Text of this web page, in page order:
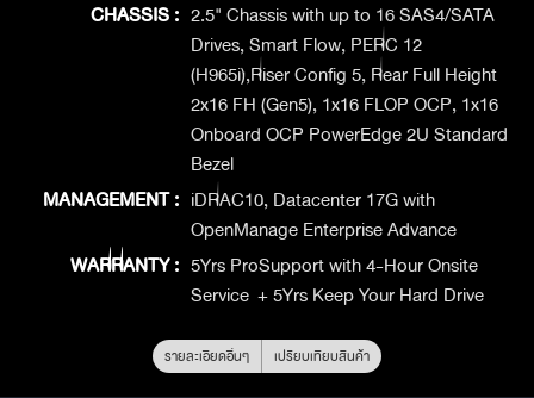
CHASSIS : 2.5" Chassis with up to 16 SAS4/SATA
Drives, Smart Flow, PERC 12
(H965i),Riser Config 5, Rear Full Height
2x16 FH (Gen5), 1x16 FLOP OCP, 1x16
Onboard OCP PowerEdge 2U Standard
Bezel
MANAGEMENT : iDRAC10, Datacenter 17G with
OpenManage Enterprise Advance
WARRANTY : 5Yrs ProSupport with 4-Hour Onsite
Service + 5Yrs Keep Your Hard Drive
รายละเอียดอื่นๆ เปรียบเทียบสินค้า